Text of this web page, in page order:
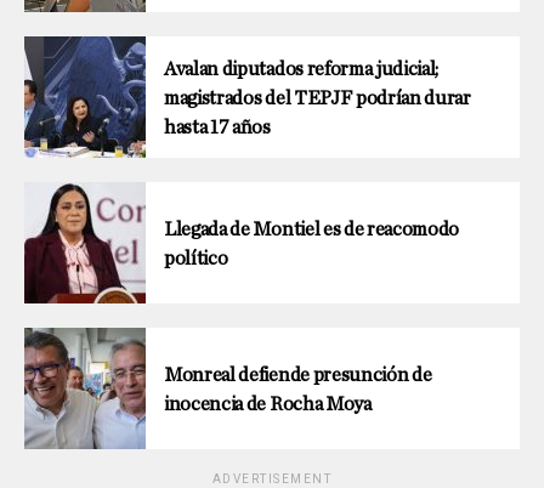
Avalan diputados reforma judicial;
magistrados del TEPJF podrían durar
hasta 17 años
Llegada de Montiel es de reacomodo
político
Monreal defiende presunción de
inocencia de Rocha Moya
ADVERTISEMENT